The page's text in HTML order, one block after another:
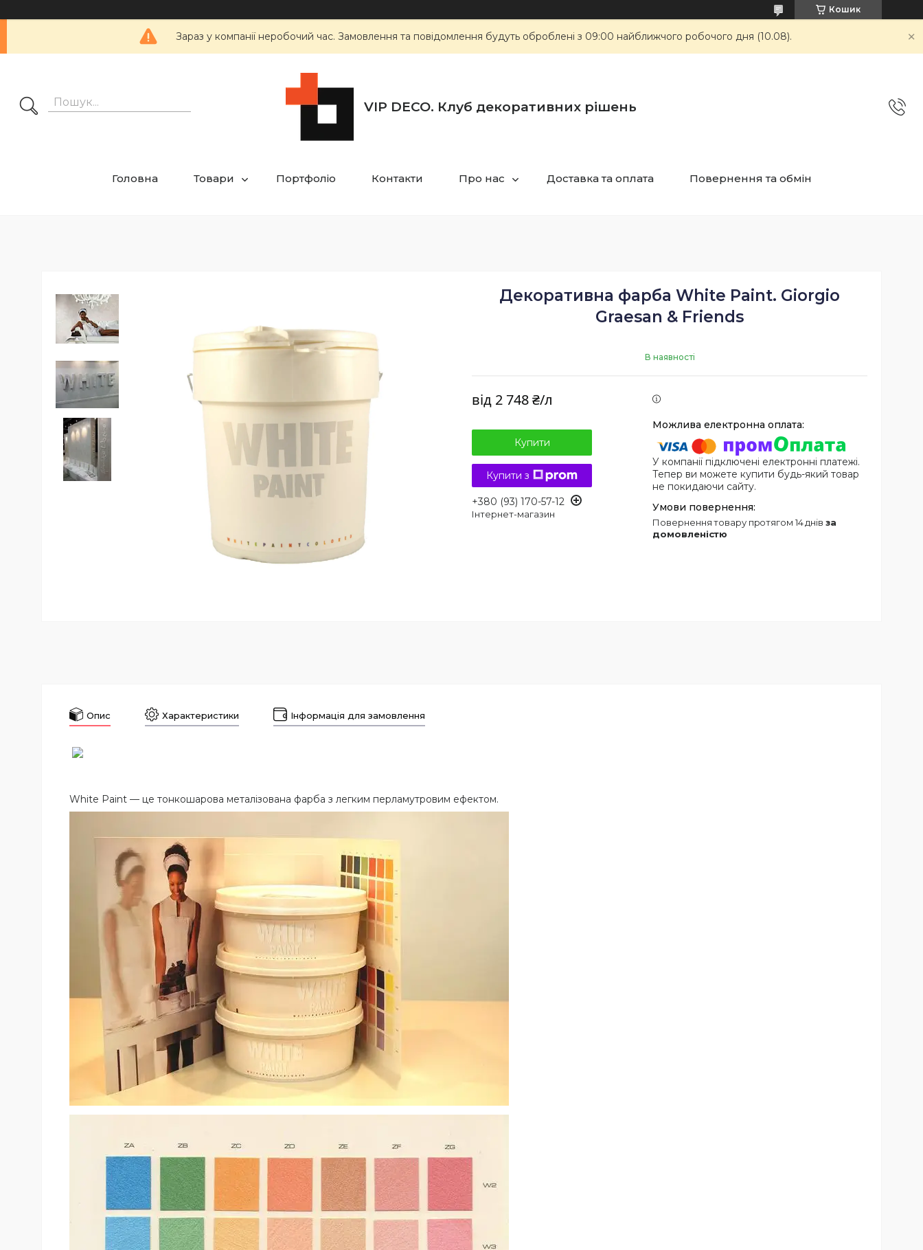
Кошик
Зараз у компанії неробочий час. Замовлення та повідомлення будуть оброблені з 09:00 найближчого робочого дня (10.08).
VIP DECO. Клуб декоративних рішень
Головна Товари Портфоліо Контакти Про нас Доставка та оплата Повернення та обмін
Декоративна фарба White Paint. Giorgio
Graesan & Friends
В наявності
від 2 748 ₴/л
Купити
Купити з
+380 (93) 170-57-12
Інтернет-магазин
У компанії підключені електронні платежі.
Тепер ви можете купити будь-який товар
не покидаючи сайту.
повернення товару протягом 14 днів за
домовленістю
Опис Характеристики Інформація для замовлення
White Paint — це тонкошарова металізована фарба з легким перламутровим ефектом.